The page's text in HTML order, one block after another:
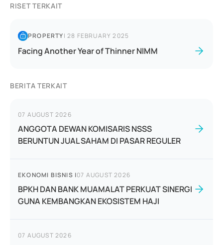
RISET TERKAIT
PROPERTY|28 FEBRUARY 2025
Facing Another Year of Thinner NIMM
BERITA TERKAIT
07 AUGUST 2026
ANGGOTA DEWAN KOMISARIS NSSS
BERUNTUN JUAL SAHAM DI PASAR REGULER
EKONOMI BISNIS |07 AUGUST 2026
BPKH DAN BANK MUAMALAT PERKUAT SINERGI
GUNA KEMBANGKAN EKOSISTEM HAJI
07 AUGUST 2026